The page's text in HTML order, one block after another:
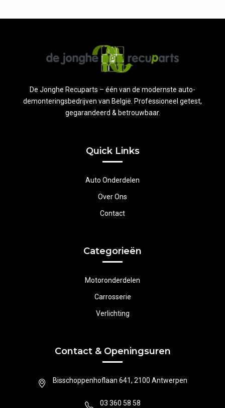
De Jonghe Recuparts – één van de modernste auto-
demonteringsbedrijven van België. Professioneel getest,
gegarandeerd & betrouwbaar.
Quick Links
Auto Onderdelen
Over Ons
Contact
Categorieën
Motoronderdelen
Carrosserie
Verlichting
Contact & Openingsuren
Bisschoppenhoflaan 641, 2100 Antwerpen
03 360 58 58